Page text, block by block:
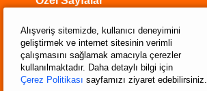
Hakkımızda
Teslimat Bilgisi
Gizlilik Sözleşmesi
Şartlar ve Koşullar
Alışveriş sitemizde, kullanıcı deneyimini
geliştirmek ve internet sitesinin verimli
çalışmasını sağlamak amacıyla çerezler
kullanılmaktadır. Daha detaylı bilgi için
Çerez Politikası sayfamızı ziyaret edebilirsiniz.